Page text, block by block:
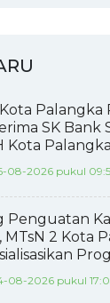
Palangka
SK Bank
Kota
08-2026 pukul
Penguatan
MTsN 2 Kota
08-2026 pukul